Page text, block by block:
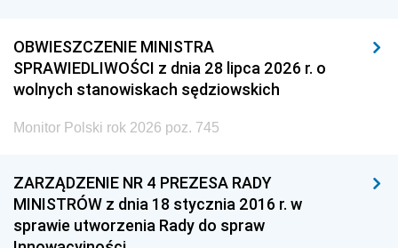
OBWIESZCZENIE MINISTRA
SPRAWIEDLIWOŚCI z dnia 28 lipca 2026 r. o
wolnych stanowiskach sędziowskich
Monitor Polski rok 2026 poz. 745
ZARZĄDZENIE NR 4 PREZESA RADY
MINISTRÓW z dnia 18 stycznia 2016 r. w
sprawie utworzenia Rady do spraw